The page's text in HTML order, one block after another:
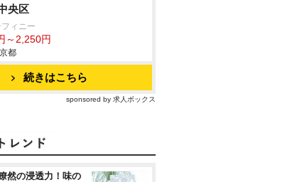
央区
ィニー
～2,250円
都
続きはこちら
sponsored by 求人ボックス
然の浸透力！味の